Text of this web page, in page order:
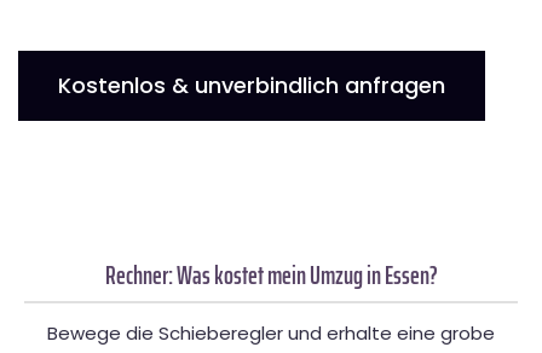
Kostenlos & unverbindlich anfragen
Rechner: Was kostet mein Umzug in Essen?
Bewege die Schieberegler und erhalte eine grobe